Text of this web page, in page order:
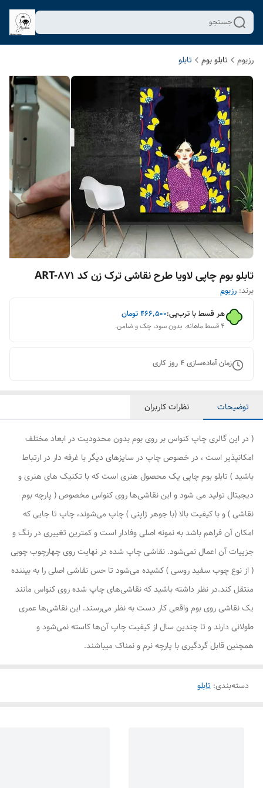
جستجو
رزبوم تابلو بوم تابلو
تابلو بوم چاپی لاویا طرح نقاشی ترک زن کد ART-871
برند: رزبوم
هر قسط با ترب‌پی:۴۶۶٬۵۰۰تومان
۴ قسط ماهانه. بدون سود، چک و ضامن.
زمان آماده‌سازی4روز کاری
توضیحات نظرات کاربران
( در این گالری چاپ کنواس بر روی بوم بدون محدودیت در ابعاد مختلف
امکانپذیر است ، در خصوص چاپ در سایزهای دیگر با غرفه دار در ارتباط
باشید ) تابلو بوم چاپی یک محصول هنری است که با تکنیک های هنری و
دیجیتال تولید می شود و این نقاشی‌ها روی کنواس مخصوص ( پارچه بوم
نقاشی ) و با کیفیت بالا (با جوهر ژاپنی ) چاپ می‌شوند، چاپ تا جایی که
امکان آن فراهم باشد به نمونه اصلی وفادار است و کمترین تغییری در رنگ و
جزییات آن اعمال نمی‌شود. نقاشی چاپ شده در نهایت روی چهارچوب چوبی
( از نوع چوب سفید روسی ) کشیده می‌شود تا حس نقاشی اصلی را به بیننده
منتقل کند.در نظر داشته باشید که نقاشی‌های چاپ شده روی کنواس مانند
یک نقاشی روی بوم واقعی کار دست به نظر می‌رسند. این نقاشی‌ها عمری
طولانی دارند و تا چندین سال از کیفیت چاپ آن‌ها کاسته نمی‌شود و
همچنین قابل گردگیری با پارچه نرم و نمناک میباشند.
دسته‌بندی: تابلو